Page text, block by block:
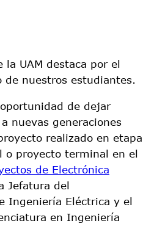
la UAM destaca por el
de nuestros estudiantes.
de dejar
nuevas generaciones
realizado en etapa
o proyecto terminal en el
de Electrónica
Jefatura del
Ingeniería Eléctrica y el
en Ingeniería